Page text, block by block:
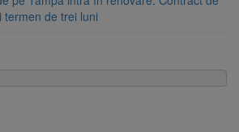
termen de trei luni